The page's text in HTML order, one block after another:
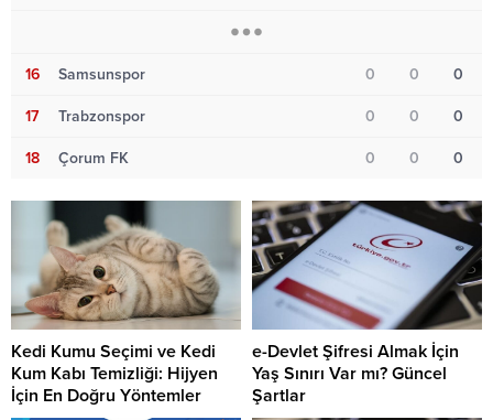
16 Samsunspor 0 0 0
17 Trabzonspor 0 0 0
18 Çorum FK 0 0 0
Kedi Kumu Seçimi ve Kedi
Kum Kabı Temizliği: Hijyen
İçin En Doğru Yöntemler
e-Devlet Şifresi Almak İçin
Yaş Sınırı Var mı? Güncel
Şartlar